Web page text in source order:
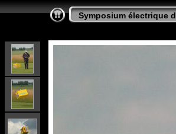
Symposium électrique